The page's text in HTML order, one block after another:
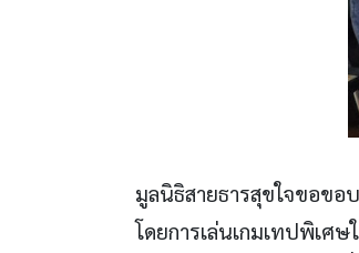
มูลนิธิสายธารสุขใจขอขอ
โดยการเล่นเกมเทปพิเศ